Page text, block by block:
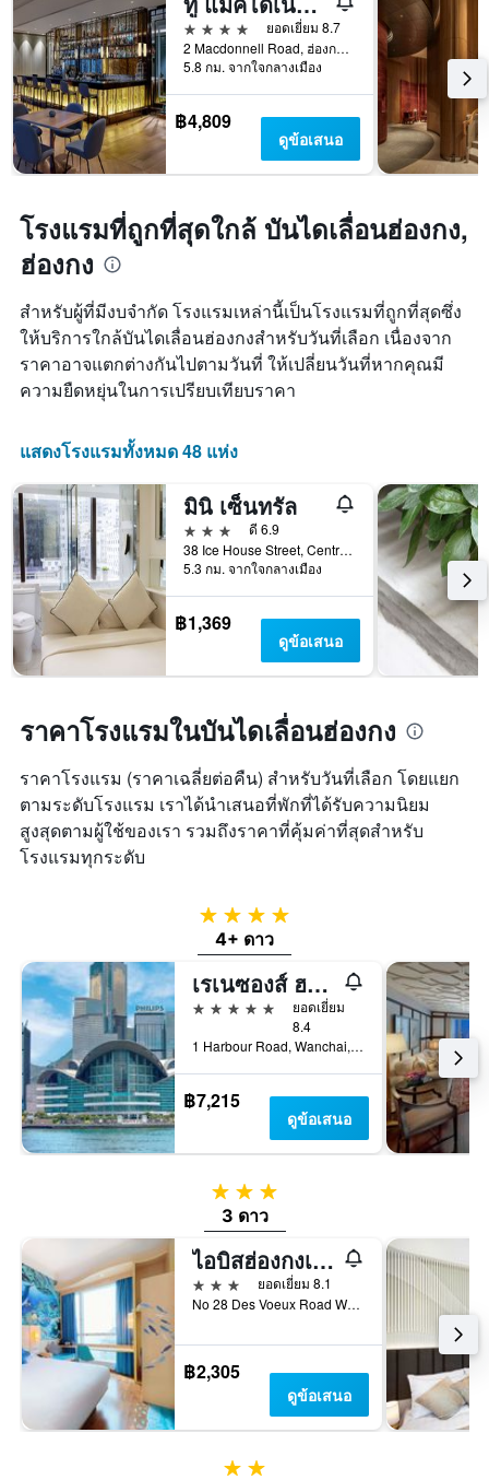
สัปดาห์
แผนภูมิ
มี
แกน
Y
1
แกน
แแส
ดง
เฉลี่ย
ของ
ห้อง
พัก
4 ดาว
ยอดเยี่ยม 8.7
2 Macdonnell Road, ฮ่องกง, ฮ่องกง
5.8 กม. จากใจกลางเมือง
฿4,809
ดูข้อเสนอ
โรงแรมที่ถูกที่สุดใกล้ บันไดเลื่อนฮ่องกง,
ฮ่องกง
สำหรับผู้ที่มีงบจำกัด โรงแรมเหล่านี้เป็นโรงแรมที่ถูกที่สุดซึ่ง
ให้บริการใกล้บันไดเลื่อนฮ่องกงสำหรับวันที่เลือก เนื่องจาก
ราคาอาจแตกต่างกันไปตามวันที่ ให้เปลี่ยนวันที่หากคุณมี
ความยืดหยุ่นในการเปรียบเทียบราคา
แสดงโรงแรมทั้งหมด 48 แห่ง
มินิ เซ็นทรัล
3 ดาว
ดี 6.9
38 Ice House Street, Central, ฮ่องกง, ฮ่องกง
5.3 กม. จากใจกลางเมือง
฿1,369
ดูข้อเสนอ
ราคาโรงแรมในบันไดเลื่อนฮ่องกง
ราคาโรงแรม (ราคาเฉลี่ยต่อคืน) สำหรับวันที่เลือก โดยแยก
ตามระดับโรงแรม เราได้นำเสนอที่พักที่ได้รับความนิยม
สูงสุดตามผู้ใช้ของเรา รวมถึงราคาที่คุ้มค่าที่สุดสำหรับ
โรงแรมทุกระดับ
4 ดาว
4+ ดาว
เรเนซองส์ ฮาร์เบอร์ วิว โรงแรม ฮ่องกง
5 ดาว
ยอดเยี่ยม
8.4
1 Harbour Road, Wanchai, ฮ่องกง, ฮ่องกง
฿7,215
ดูข้อเสนอ
3 ดาว
3 ดาว
ไอบิสฮ่องกงเซ็นทรัล & เซิงหว่านโฮเต็ล
3 ดาว
ยอดเยี่ยม 8.1
No 28 Des Voeux Road West, ฮ่องกง, ฮ่องกง
฿2,305
ดูข้อเสนอ
2 ดาว